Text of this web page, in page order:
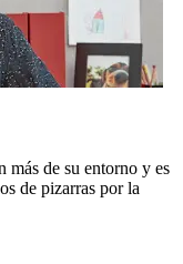
más de su entorno y es
de pizarras por la